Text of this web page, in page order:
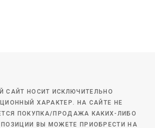
САЙТ НОСИТ ИСКЛЮЧИТЕЛЬНО
ХАРАКТЕР. НА САЙТЕ НЕ
ПОКУПКА/ПРОДАЖА КАКИХ-ЛИБО
ПОЗИЦИИ ВЫ МОЖЕТЕ ПРИОБРЕСТИ НА